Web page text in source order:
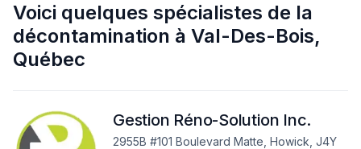
Voici quelques spécialistes de la
décontamination à Val-Des-Bois,
Québec
Gestion Réno-Solution Inc.
2955B #101 Boulevard Matte, Howick, J4Y